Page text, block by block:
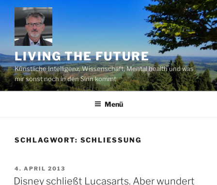
Zum
Inhalt
springen
LIVING THE FUTURE
Künstliche Intelligenz, Wissenschaft, Mental health und was
mir sonst noch in den Sinn kommt
Menü
SCHLAGWORT: SCHLIESSUNG
VERÖFFENTLICHT
AM
4. APRIL 2013
Disney schließt Lucasarts. Aber wundert